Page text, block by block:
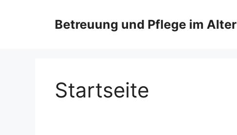
Betreuung und Pflege im Alter
Startseite